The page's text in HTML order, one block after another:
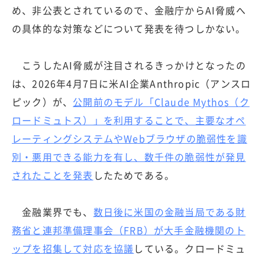
め、非公表とされているので、金融庁からAI脅威へ
の具体的な対策などについて発表を待つしかない。
こうしたAI脅威が注目されるきっかけとなったの
は、2026年4月7日に米AI企業Anthropic（アンスロ
ピック）が、 公開前のモデル「Claude Mythos（ク
ロードミュトス）」を利用することで、主要なオペ
レーティングシステムやWebブラウザの脆弱性を識
別・悪用できる能力を有し、数千件の脆弱性が発見
されたことを発表 したためである。
金融業界でも、 数日後に米国の金融当局である財
務省と連邦準備理事会（FRB）が大手金融機関のト
ップを招集して対応を協議している。クロードミュ